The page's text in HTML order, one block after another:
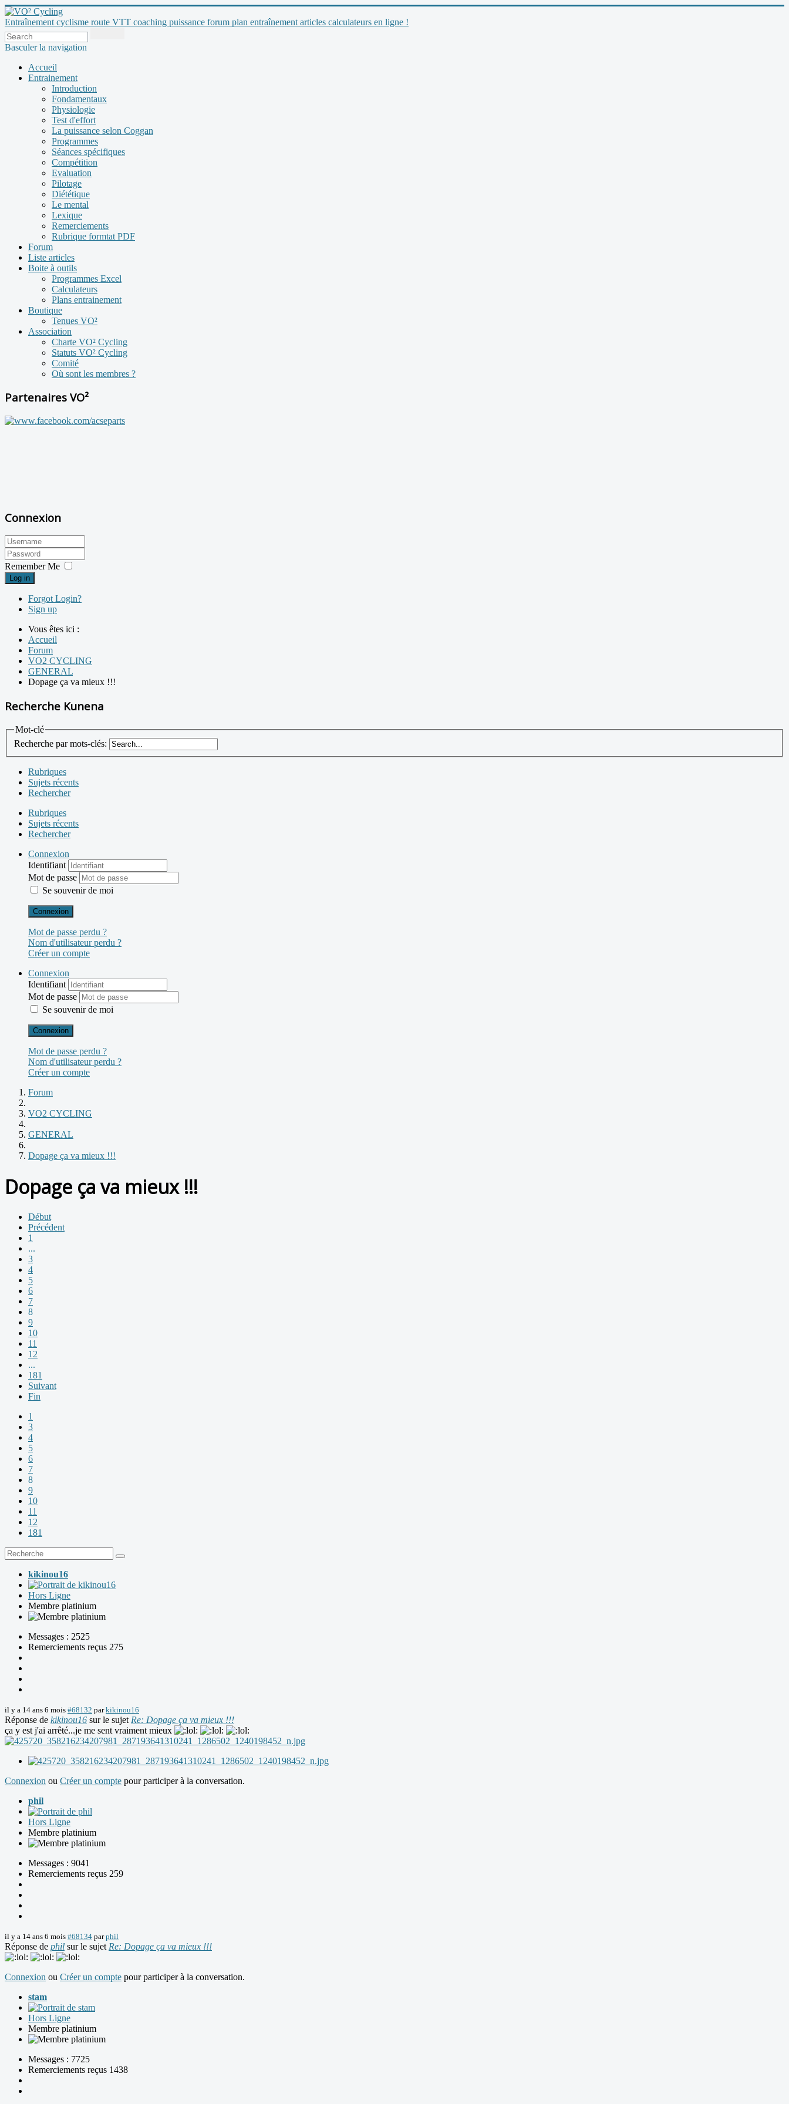
Entraînement cyclisme route VTT coaching puissance forum plan entraînement articles calculateurs en ligne !
Basculer la navigation
Accueil
Entrainement
Introduction
Fondamentaux
Physiologie
Test d'effort
La puissance selon Coggan
Programmes
Séances spécifiques
Compétition
Evaluation
Pilotage
Diététique
Le mental
Lexique
Remerciements
Rubrique formtat PDF
Forum
Liste articles
Boite à outils
Programmes Excel
Calculateurs
Plans entrainement
Boutique
Tenues VO²
Association
Charte VO² Cycling
Statuts VO² Cycling
Comité
Où sont les membres ?
Partenaires VO²
Connexion
Remember Me
Log in
Forgot Login?
Sign up
Vous êtes ici :
Accueil
Forum
VO2 CYCLING
GENERAL
Dopage ça va mieux !!!
Recherche Kunena
Mot-clé
Recherche par mots-clés:
Rubriques
Sujets récents
Rechercher
Rubriques
Sujets récents
Rechercher
Connexion
Identifiant
Mot de passe
Se souvenir de moi
Connexion
Mot de passe perdu ?
Nom d'utilisateur perdu ?
Créer un compte
Connexion
Identifiant
Mot de passe
Se souvenir de moi
Connexion
Mot de passe perdu ?
Nom d'utilisateur perdu ?
Créer un compte
Forum
VO2 CYCLING
GENERAL
Dopage ça va mieux !!!
Dopage ça va mieux !!!
Début
Précédent
1
...
3
4
5
6
7
8
9
10
11
12
...
181
Suivant
Fin
1
3
4
5
6
7
8
9
10
11
12
181
kikinou16
Hors Ligne
Membre platinium
Messages : 2525
Remerciements reçus 275
il y a 14 ans 6 mois #68132 parkikinou16
Réponse de kikinou16 sur le sujet Re: Dopage ça va mieux !!!
ça y est j'ai arrêté...je me sent vraiment mieux
Connexion ou Créer un compte pour participer à la conversation.
phil
Hors Ligne
Membre platinium
Messages : 9041
Remerciements reçus 259
il y a 14 ans 6 mois #68134 parphil
Réponse de phil sur le sujet Re: Dopage ça va mieux !!!
Connexion ou Créer un compte pour participer à la conversation.
stam
Hors Ligne
Membre platinium
Messages : 7725
Remerciements reçus 1438